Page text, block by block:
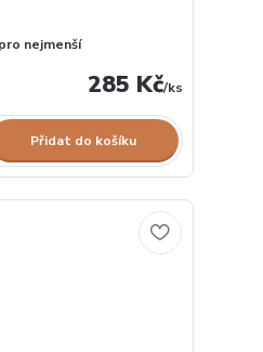
nejmenší
285 Kč/ks
Přidat do košíku